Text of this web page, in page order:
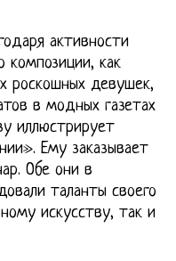
активности
как
роскошных девушек,
в модных газетах
иллюстрирует
Ему заказывает
Обе они в
таланты своего
искусству, так и